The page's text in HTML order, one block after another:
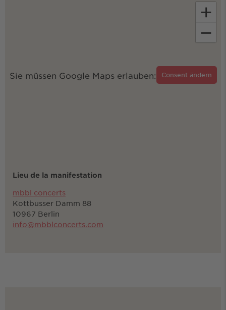
Sie müssen Google Maps erlauben: Consent ändern
+
−
Lieu de la manifestation
mbbl concerts
Kottbusser Damm 88
10967 Berlin
info@mbblconcerts.com